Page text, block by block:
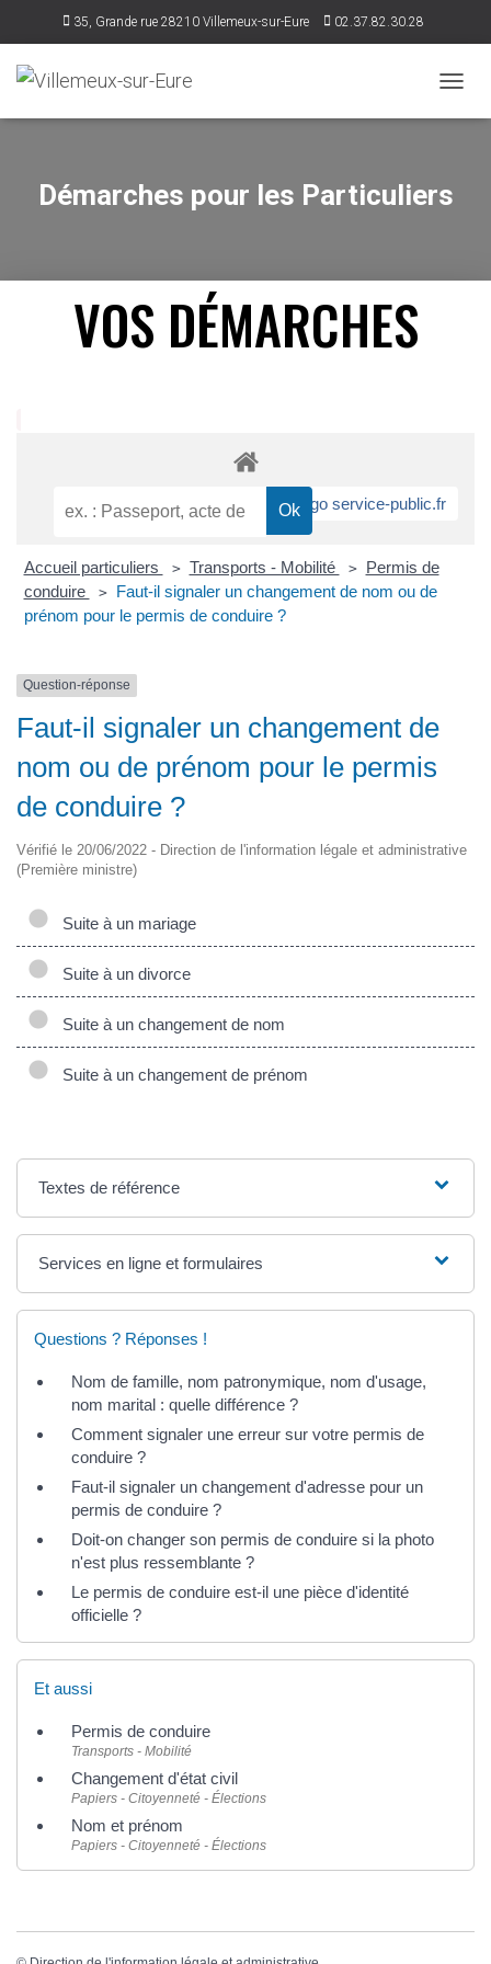
35, Grande rue 28210 Villemeux-sur-Eure 02.37.82.30.28
Démarches pour les Particuliers
VOS DÉMARCHES
Accueil particuliers > Transports - Mobilité >
Permis de
conduire
>
Faut-il signaler un changement de nom ou de
prénom pour le permis de conduire ?
Question-réponse
Faut-il signaler un changement de
nom ou de prénom pour le permis
de conduire ?
Vérifié le 20/06/2022 - Direction de l'information légale et administrative
(Première ministre)
Suite à un mariage
Suite à un divorce
Suite à un changement de nom
Suite à un changement de prénom
Textes de référence
Services en ligne et formulaires
Questions ? Réponses !
Nom de famille, nom patronymique, nom d'usage,
nom marital : quelle différence ?
Comment signaler une erreur sur votre permis de
conduire ?
Faut-il signaler un changement d'adresse pour un
permis de conduire ?
Doit-on changer son permis de conduire si la photo
n'est plus ressemblante ?
Le permis de conduire est-il une pièce d'identité
officielle ?
Et aussi
Permis de conduire
Transports - Mobilité
Changement d'état civil
Papiers - Citoyenneté - Élections
Nom et prénom
Papiers - Citoyenneté - Élections